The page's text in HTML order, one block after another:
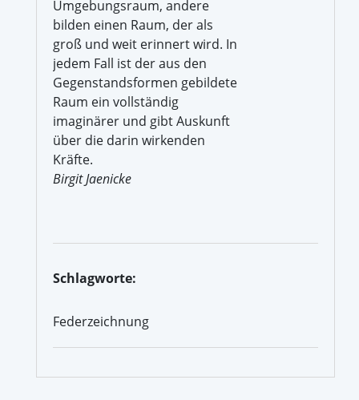
Umgebungsraum, andere
bilden einen Raum, der als
groß und weit erinnert wird. In
jedem Fall ist der aus den
Gegenstandsformen gebildete
Raum ein vollständig
imaginärer und gibt Auskunft
über die darin wirkenden
Kräfte.
Birgit Jaenicke
Schlagworte:
Federzeichnung